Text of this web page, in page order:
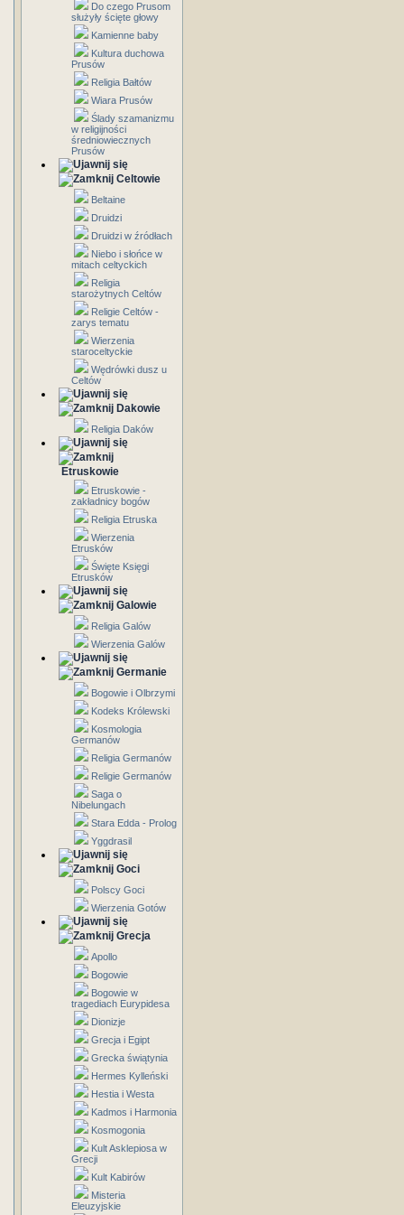
Do czego Prusom
służyły ścięte głowy
Kamienne baby
Kultura duchowa
Prusów
Religia Bałtów
Wiara Prusów
Ślady szamanizmu
w religijności
średniowiecznych
Prusów
Celtowie
Beltaine
Druidzi
Druidzi w źródłach
Niebo i słońce w
mitach celtyckich
Religia
starożytnych Celtów
Religie Celtów -
zarys tematu
Wierzenia
staroceltyckie
Wędrówki dusz u
Celtów
Dakowie
Religia Daków
Etruskowie
Etruskowie -
zakładnicy bogów
Religia Etruska
Wierzenia
Etrusków
Święte Księgi
Etrusków
Galowie
Religia Galów
Wierzenia Galów
Germanie
Bogowie i Olbrzymi
Kodeks Królewski
Kosmologia
Germanów
Religia Germanów
Religie Germanów
Saga o
Nibelungach
Stara Edda - Prolog
Yggdrasil
Goci
Polscy Goci
Wierzenia Gotów
Grecja
Apollo
Bogowie
Bogowie w
tragediach Eurypidesa
Dionizje
Grecja i Egipt
Grecka świątynia
Hermes Kylleński
Hestia i Westa
Kadmos i Harmonia
Kosmogonia
Kult Asklepiosa w
Grecji
Kult Kabirów
Misteria
Eleuzyjskie